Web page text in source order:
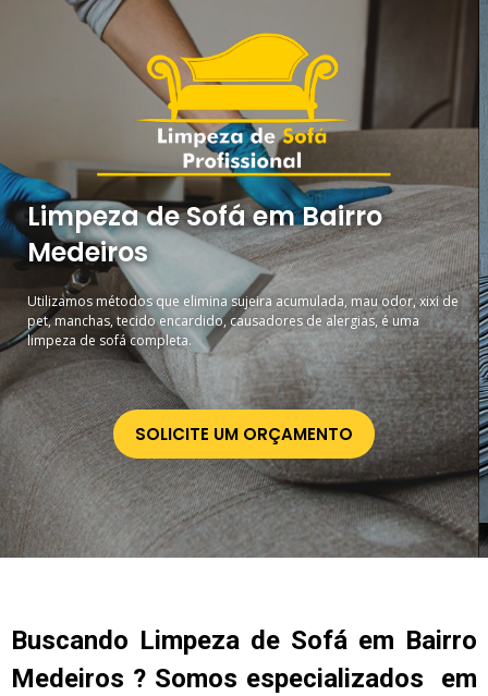
Limpeza de Sofá em Bairro
Medeiros
Utilizamos métodos que elimina sujeira acumulada, mau odor, xixi de
pet, manchas, tecido encardido, causadores de alergias, é uma
limpeza de sofá completa.
SOLICITE UM ORÇAMENTO
Buscando Limpeza de Sofá em Bairro
Medeiros ? Somos especializados em